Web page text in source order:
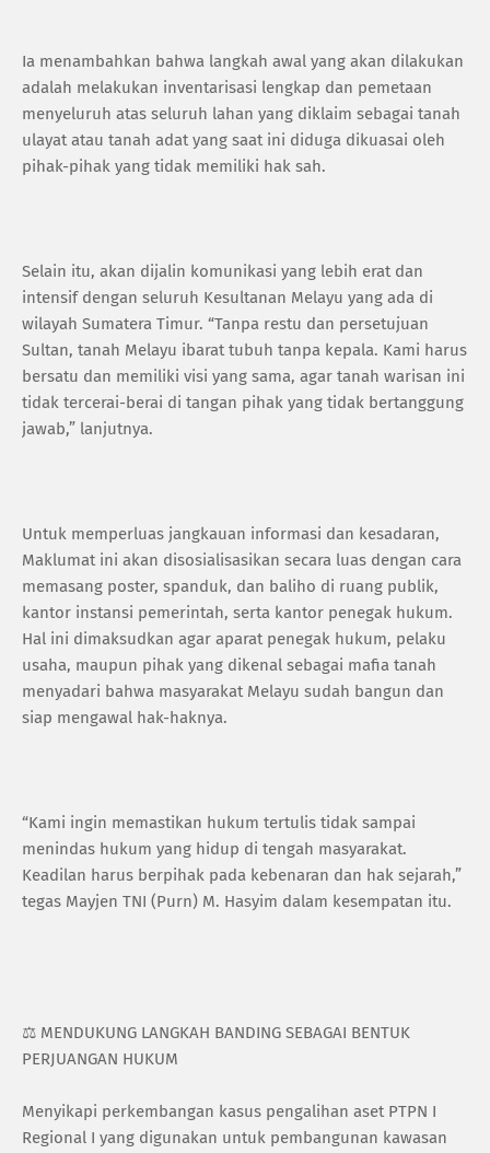
Ia menambahkan bahwa langkah awal yang akan dilakukan
adalah melakukan inventarisasi lengkap dan pemetaan
menyeluruh atas seluruh lahan yang diklaim sebagai tanah
ulayat atau tanah adat yang saat ini diduga dikuasai oleh
pihak-pihak yang tidak memiliki hak sah.
Selain itu, akan dijalin komunikasi yang lebih erat dan
intensif dengan seluruh Kesultanan Melayu yang ada di
wilayah Sumatera Timur. “Tanpa restu dan persetujuan
Sultan, tanah Melayu ibarat tubuh tanpa kepala. Kami harus
bersatu dan memiliki visi yang sama, agar tanah warisan ini
tidak tercerai-berai di tangan pihak yang tidak bertanggung
jawab,” lanjutnya.
Untuk memperluas jangkauan informasi dan kesadaran,
Maklumat ini akan disosialisasikan secara luas dengan cara
memasang poster, spanduk, dan baliho di ruang publik,
kantor instansi pemerintah, serta kantor penegak hukum.
Hal ini dimaksudkan agar aparat penegak hukum, pelaku
usaha, maupun pihak yang dikenal sebagai mafia tanah
menyadari bahwa masyarakat Melayu sudah bangun dan
siap mengawal hak-haknya.
“Kami ingin memastikan hukum tertulis tidak sampai
menindas hukum yang hidup di tengah masyarakat.
Keadilan harus berpihak pada kebenaran dan hak sejarah,”
tegas Mayjen TNI (Purn) M. Hasyim dalam kesempatan itu.
⚖️ MENDUKUNG LANGKAH BANDING SEBAGAI BENTUK
PERJUANGAN HUKUM
Menyikapi perkembangan kasus pengalihan aset PTPN I
Regional I yang digunakan untuk pembangunan kawasan